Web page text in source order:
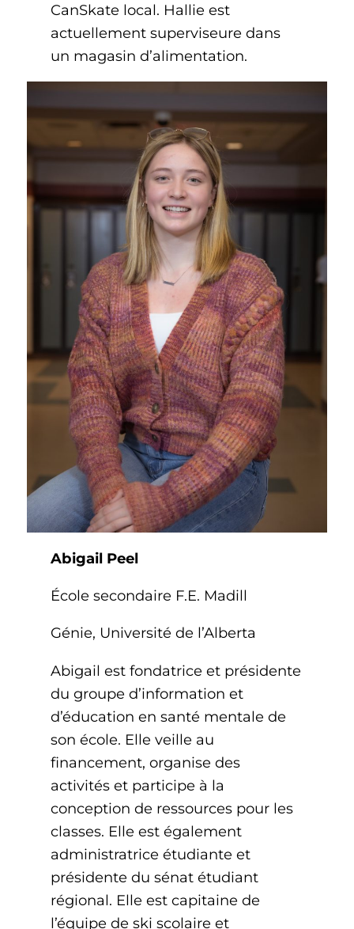
CanSkate local. Hallie est
actuellement superviseure dans
un magasin d’alimentation.
Abigail Peel
École secondaire F.E. Madill
Génie, Université de l’Alberta
Abigail est fondatrice et présidente
du groupe d’information et
d’éducation en santé mentale de
son école. Elle veille au
financement, organise des
activités et participe à la
conception de ressources pour les
classes. Elle est également
administratrice étudiante et
présidente du sénat étudiant
régional. Elle est capitaine de
l’équipe de ski scolaire et